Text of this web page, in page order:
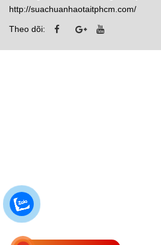
http://suachuanhaotaitphcm.com/
Theo dõi: